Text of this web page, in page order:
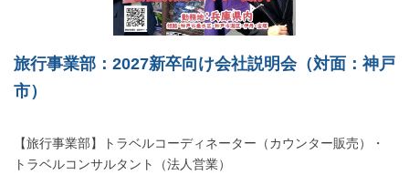
旅行事業部：2027新卒向け会社説明会（対面：神戸
市）
【旅行事業部】トラベルコーディネーター（カウンター販売）・
トラベルコンサルタント（法人営業）